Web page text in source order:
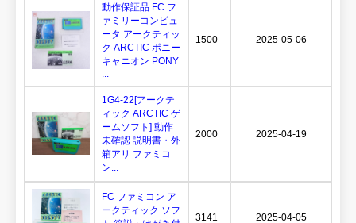
動作保証品 FC フ
ァミリーコンピュ
ータ アークティッ
ク ARCTIC ポニー
キャニオン PONY
1500 2025-05-06
1G4-22[アークテ
ィック ARCTIC ゲ
ームソフト] 動作
未確認 説明書・外
箱アリ ファミコ
ン...
2000 2025-04-19
FC ファミコン ア
ークティック ソフ
3141 2025-04-05